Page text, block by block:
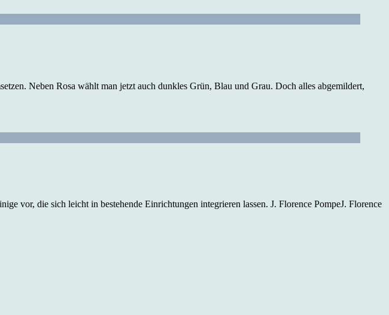
Neben Rosa wählt man jetzt auch dunkles Grün, Blau und Grau. Doch alles abgemildert,
vor, die sich leicht in bestehende Einrichtungen integrieren lassen. J. Florence PompeJ. Florence